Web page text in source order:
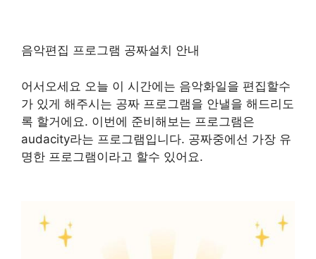
음악편집 프로그램 공짜설치 안내
어서오세요 오늘 이 시간에는 음악화일을 편집할수
가 있게 해주시는 공짜 프로그램을 안낼을 해드리도
록 할거에요. 이번에 준비해보는 프로그램은
audacity라는 프로그램입니다. 공짜중에선 가장 유
명한 프로그램이라고 할수 있어요.